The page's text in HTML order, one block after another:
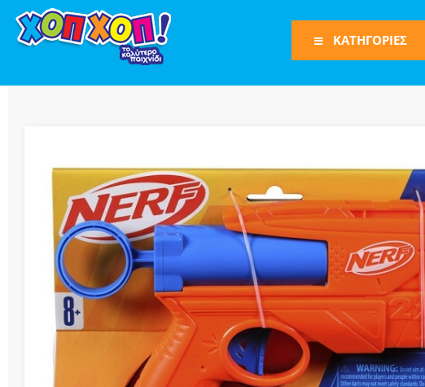
ΚΑΤΗΓΟΡΙΕΣ
Φιγούρες Δράσης
Φιγούρες
Τρένα
Οχήματα
Πίστες-Γκαράζ
Παιχνίδια Ρόλων-Μίμησης
Play Set
Όπλα
Διάφορες Κατασκευές